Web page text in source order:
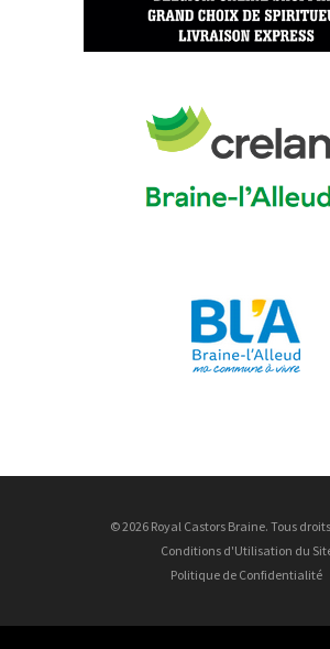
© 2026 Royal Castors Braine. Tous
Conditions d'Utilisation du
Politique de Confidentialité